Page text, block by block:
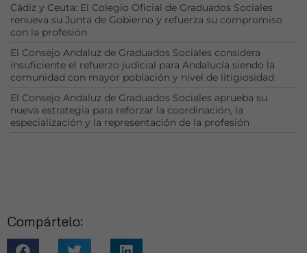
Cádiz y Ceuta: El Colegio Oficial de Graduados Sociales
renueva su Junta de Gobierno y refuerza su compromiso
con la profesión
El Consejo Andaluz de Graduados Sociales considera
insuficiente el refuerzo judicial para Andalucía siendo la
comunidad con mayor población y nivel de litigiosidad
El Consejo Andaluz de Graduados Sociales aprueba su
nueva estrategia para reforzar la coordinación, la
especialización y la representación de la profesión
Compártelo: